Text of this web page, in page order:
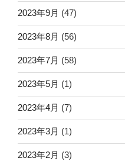
2023年9月 (47)
2023年8月 (56)
2023年7月 (58)
2023年5月 (1)
2023年4月 (7)
2023年3月 (1)
2023年2月 (3)